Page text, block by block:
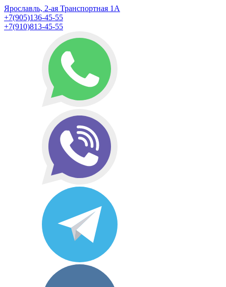
Ярославль, 2-ая Транспортная 1А
+7(905)136-45-55
+7(910)813-45-55